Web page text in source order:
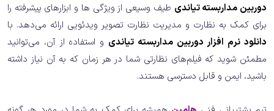
دوربین مداربسته تیاندی طیف وسیعی از ویژگی ها و ابزارهای پیشرفته را
برای کمک به نظارت و مدیریت نظارت تصویر ویدئویی ارائه می‌دهد. با
دانلود نرم افزار دوربین مداربسته تیاندی و استفاده از آن، می‌توانید
مطمئن شوید که فیلم‌های نظارتی شما در هر زمان که به آن نیاز داشته
باشید، ایمن و قابل دسترسی هستند.